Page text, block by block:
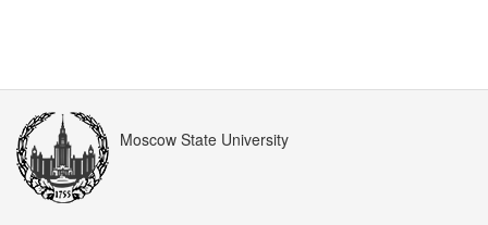
Moscow State University